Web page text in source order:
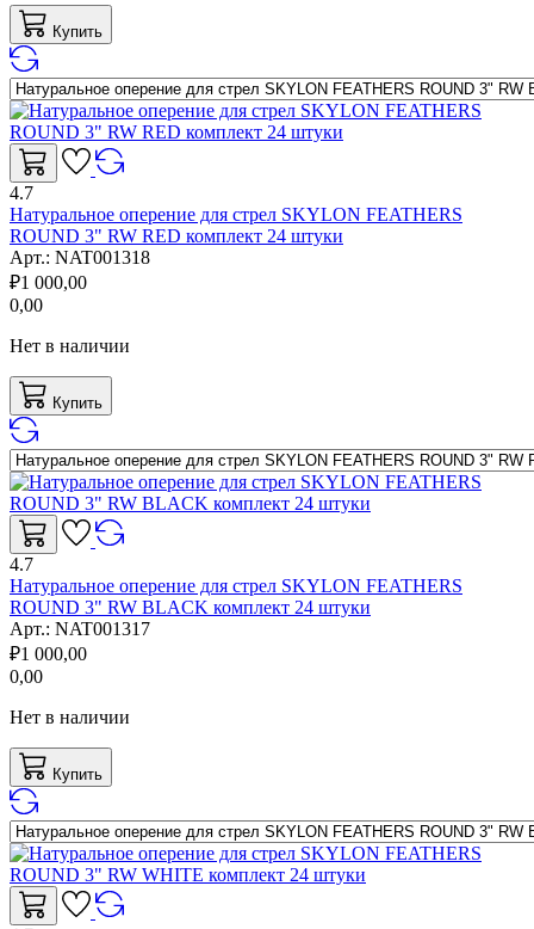
Купить
4.7
Натуральное оперение для стрел SKYLON FEATHERS
ROUND 3" RW RED комплект 24 штуки
Арт.: NAT001318
₽1 000,00
0,00
Нет в наличии
Купить
4.7
Натуральное оперение для стрел SKYLON FEATHERS
ROUND 3" RW BLACK комплект 24 штуки
Арт.: NAT001317
₽1 000,00
0,00
Нет в наличии
Купить